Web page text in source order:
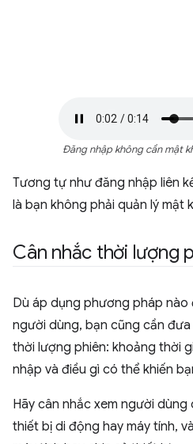
Đăng nhập không cần mật
Tương tự như đăng nhập liên
là bạn không phải quản lý mật
Cân nhắc thời lượng
Dù áp dụng phương pháp nào
người dùng, bạn cũng cần
thời lượng phiên: khoảng thời
nhập và điều gì có thể khiến
Hãy cân nhắc xem người
thiết bị di động hay máy tính,